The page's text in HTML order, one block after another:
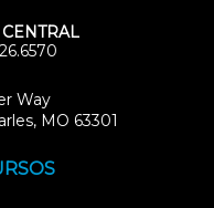
Way
MO 63301